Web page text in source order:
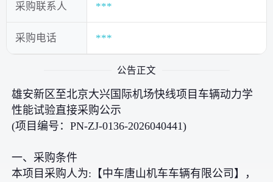
采购联系人 ***
采购电话 ***
公告正文
雄安新区至北京大兴国际机场快线项目车辆动力学
性能试验直接采购公示
(项目编号：PN-ZJ-0136-2026040441)
一、采购条件
本项目采购人为:【中车唐山机车车辆有限公司】，